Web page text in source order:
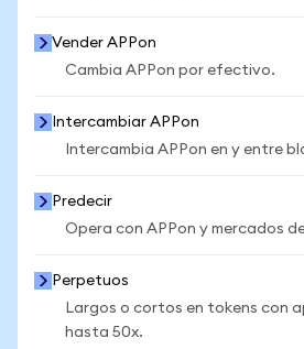
Vender APPon
Cambia APPon por efectivo.
Intercambiar APPon
Intercambia APPon en y entre
Predecir
Opera con APPon y mercados
Perpetuos
Largos o cortos en tokens con
hasta 50x.